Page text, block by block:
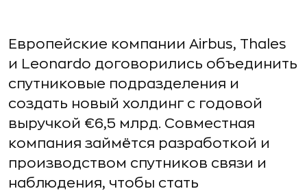
Европейские компании Airbus, Thales
и Leonardo договорились объединить
спутниковые подразделения и
создать новый холдинг с годовой
выручкой €6,5 млрд. Совместная
компания займётся разработкой и
производством спутников связи и
наблюдения, чтобы стать